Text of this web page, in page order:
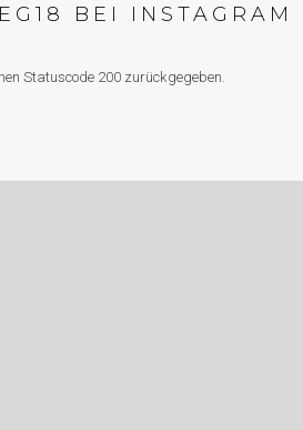
BEI INSTAGRAM
Statuscode 200 zurückgegeben.